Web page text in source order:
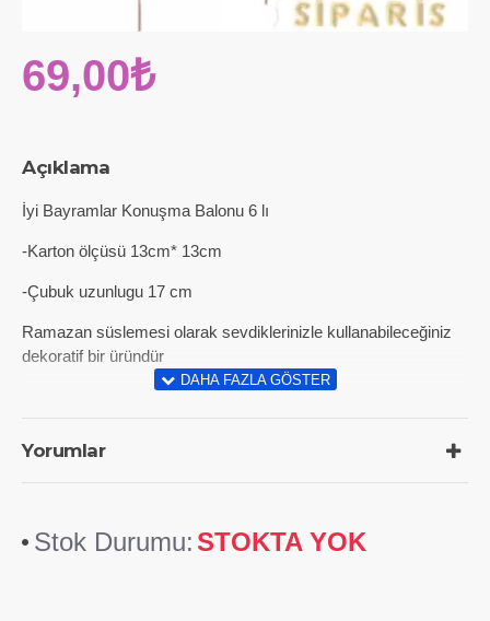
Açıklama
İyi Bayramlar Konuşma Balonu 6 lı
-Karton ölçüsü 13cm* 13cm
-Çubuk uzunlugu 17 cm
Ramazan süslemesi olarak sevdiklerinizle kullanabileceğiniz
dekoratif bir üründür
Yorumlar
Stok Durumu:STOKTA YOK
69,00₺